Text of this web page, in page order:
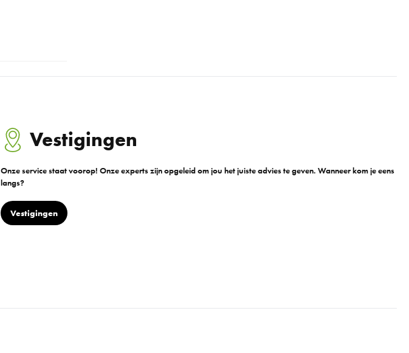
Vestigingen
Onze service staat voorop! Onze experts zijn opgeleid om jou het juiste advies te geven. Wanneer kom je eens
langs?
Vestigingen